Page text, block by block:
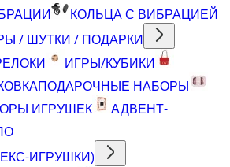
КОЛЬЦА С ВИБРАЦИЕЙ
/ ШУТКИ / ПОДАРКИ
ИГРЫ/КУБИКИ
ПОДАРОЧНЫЕ НАБОРЫ
ИГРУШЕК
АДВЕНТ-
ИГРУШКИ)